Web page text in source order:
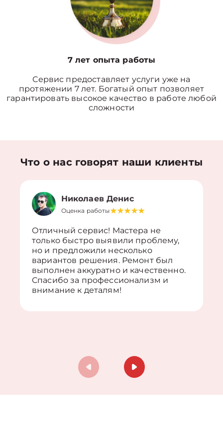
7 лет опыта работы
Сервис предоставляет услуги уже на
протяжении 7 лет. Богатый опыт позволяет
гарантировать высокое качество в работе любой
сложности
Что о нас говорят наши клиенты
Николаев Денис
Оценка работы
Отличный сервис! Мастера не
только быстро выявили проблему,
но и предложили несколько
вариантов решения. Ремонт был
выполнен аккуратно и качественно.
Спасибо за профессионализм и
внимание к деталям!